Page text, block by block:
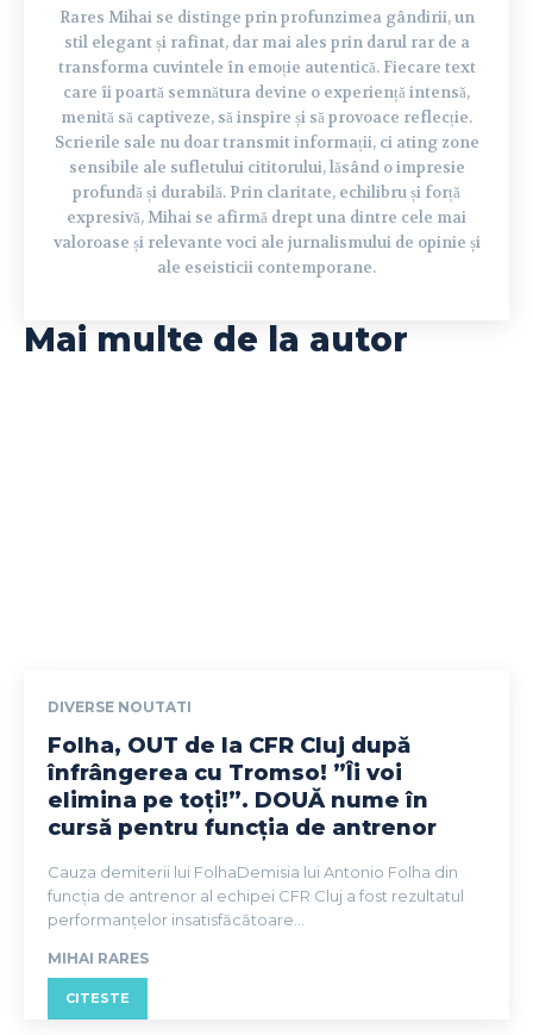
Rares Mihai se distinge prin profunzimea gândirii, un
stil elegant și rafinat, dar mai ales prin darul rar de a
transforma cuvintele în emoție autentică. Fiecare text
care îi poartă semnătura devine o experiență intensă,
menită să captiveze, să inspire și să provoace reflecție.
Scrierile sale nu doar transmit informații, ci ating zone
sensibile ale sufletului cititorului, lăsând o impresie
profundă și durabilă. Prin claritate, echilibru și forță
expresivă, Mihai se afirmă drept una dintre cele mai
valoroase și relevante voci ale jurnalismului de opinie și
ale eseisticii contemporane.
Mai multe de la autor
DIVERSE NOUTATI
Folha, OUT de la CFR Cluj după
înfrângerea cu Tromso! ”Îi voi
elimina pe toți!”. DOUĂ nume în
cursă pentru funcția de antrenor
Cauza demiterii lui FolhaDemisia lui Antonio Folha din
funcția de antrenor al echipei CFR Cluj a fost rezultatul
performanțelor insatisfăcătoare...
MIHAI RARES
CITESTE